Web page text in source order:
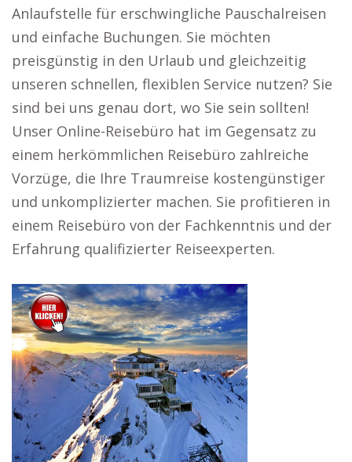
Anlaufstelle für erschwingliche Pauschalreisen
und einfache Buchungen. Sie möchten
preisgünstig in den Urlaub und gleichzeitig
unseren schnellen, flexiblen Service nutzen? Sie
sind bei uns genau dort, wo Sie sein sollten!
Unser Online-Reisebüro hat im Gegensatz zu
einem herkömmlichen Reisebüro zahlreiche
Vorzüge, die Ihre Traumreise kostengünstiger
und unkomplizierter machen. Sie profitieren in
einem Reisebüro von der Fachkenntnis und der
Erfahrung qualifizierter Reiseexperten.